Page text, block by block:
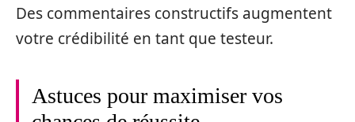
Des commentaires constructifs augmentent
votre crédibilité en tant que testeur.
Astuces pour maximiser vos